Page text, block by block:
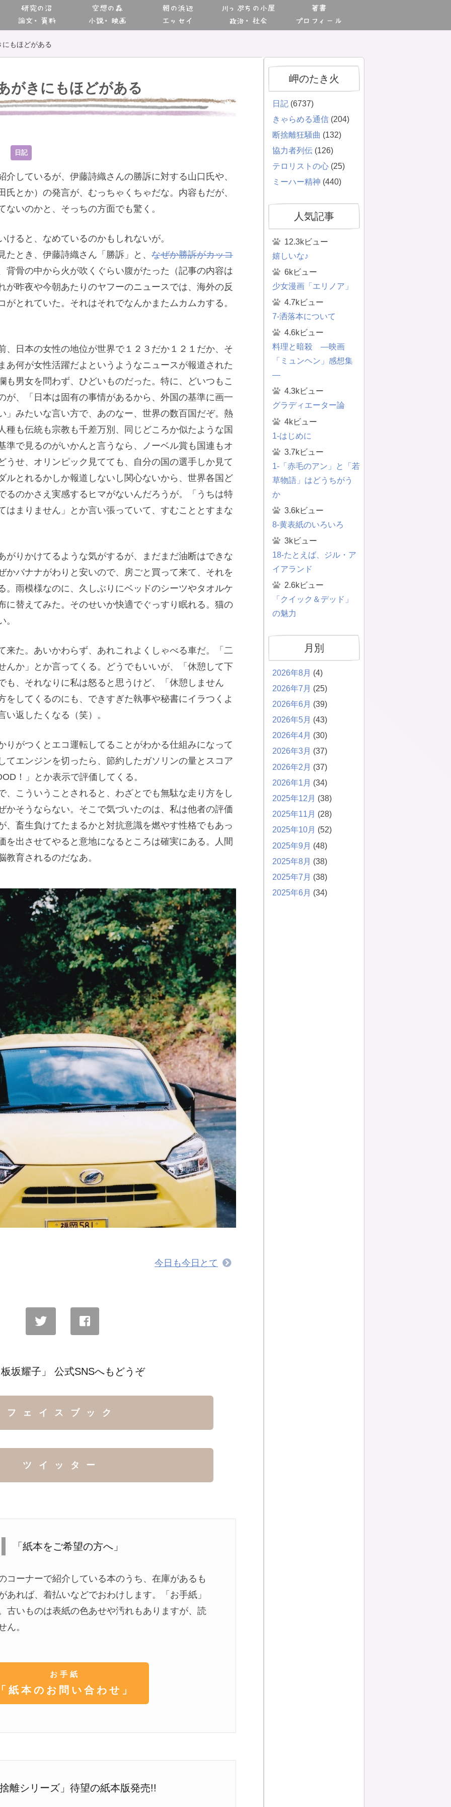
研究の沼
論文・資料
空想の森
小説・映画
朝の浜辺
エッセイ
川っぷちの小屋
政治・社会
著書
プロフィール
にもほどがある
がきにもほどがある
日記
介しているが、伊藤詩織さんの勝訴に対する山口氏や、
氏とか）の発言が、むっちゃくちゃだな。内容もだが、
いのかと、そっちの方面でも驚く。
けると、なめているのかもしれないが。
とき、伊藤詩織さん「勝訴」と、 なぜか勝訴がカッコ
背骨の中から火が吹くぐらい腹がたった（記事の内容は
が昨夜や今朝あたりのヤフーのニュースでは、海外の反
がとれていた。それはそれでなんかまたムカムカする。
、日本の女性の地位が世界で１２３だか１２１だか、そ
あ何が女性活躍だよというようなニュースが報道された
も男女を問わず、ひどいものだった。特に、どいつもこ
が、「日本は固有の事情があるから、外国の基準に画一
」みたいな言い方で、あのなー、世界の数百国だぞ。熱
種も伝統も宗教も千差万別、同じどころか似たような国
準で見るのがいかんと言うなら、ノーベル賞も国連もオ
うせ、オリンピック見てても、自分の国の選手しか見て
ルとれるかしか報道しないし関心ないから、世界各国ど
るのかさえ実感するヒマがないんだろうが。「うちは特
はまりません」とか言い張っていて、すむこととすまな
がりかけてるような気がするが、まだまだ油断はできな
かバナナがわりと安いので、房ごと買って来て、それを
。雨模様なのに、久しぶりにベッドのシーツやタオルケ
に替えてみた。そのせいか快適でぐっすり眠れる。猫の
。
来た。あいかわらず、あれこれよくしゃべる車だ。「二
んか」とか言ってくる。どうでもいいが、「休憩して下
も、それなりに私は怒ると思うけど、「休憩しません
をしてくるのにも、できすぎた執事や秘書にイラつくよ
返したくなる（笑）。
りがつくとエコ運転してることがわかる仕組みになって
てエンジンを切ったら、節約したガソリンの量とスコア
！」とか表示で評価してくる。
、こういうことされると、わざとでも無駄な走り方をし
かそうならない。そこで気づいたのは、私は他者の評価
、畜生負けてたまるかと対抗意識を燃やす性格でもあっ
を出させてやると意地になるところは確実にある。人間
育されるのだなあ。
今日も今日とて
坂耀子」 公式SNSへもどうぞ
フェイスブック
ツイッター
「紙本をご希望の方へ」
コーナーで紹介している本のうち、在庫があるも
あれば、着払いなどでおわけします。「お手紙」
古いものは表紙の色あせや汚れもありますが、読
ん。
お手紙
紙本のお問い合わせ」
離シリーズ」待望の紙本版発売!!
岬のたき火
日記 (6737)
きゃらめる通信 (204)
断捨離狂騒曲 (132)
協力者列伝 (126)
テロリストの心 (25)
ミーハー精神 (440)
人気記事
12.3kビュー
嬉しいな♪
6kビュー
少女漫画「エリノア」
4.7kビュー
7-洒落本について
4.6kビュー
料理と暗殺 ―映画
「ミュンヘン」感想集
―
4.3kビュー
グラディエーター論
4kビュー
1-はじめに
3.7kビュー
1-「赤毛のアン」と「若
草物語」はどうちがう
か
3.6kビュー
8-黄表紙のいろいろ
3kビュー
18-たとえば、ジル・ア
イアランド
2.6kビュー
「クイック＆デッド」
の魅力
月別
2026年8月 (4)
2026年7月 (25)
2026年6月 (39)
2026年5月 (43)
2026年4月 (30)
2026年3月 (37)
2026年2月 (37)
2026年1月 (34)
2025年12月 (38)
2025年11月 (28)
2025年10月 (52)
2025年9月 (48)
2025年8月 (38)
2025年7月 (38)
2025年6月 (34)